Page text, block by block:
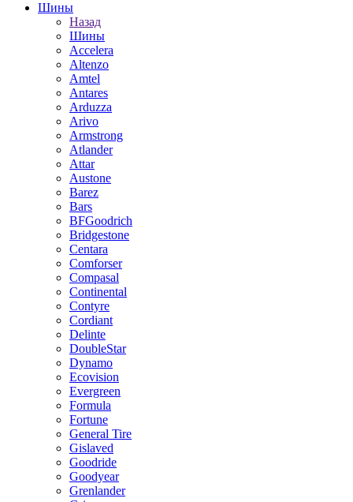
Шины
Назад
Шины
Accelera
Altenzo
Amtel
Antares
Arduzza
Arivo
Armstrong
Atlander
Attar
Austone
Barez
Bars
BFGoodrich
Bridgestone
Centara
Comforser
Compasal
Continental
Contyre
Cordiant
Delinte
DoubleStar
Dynamo
Ecovision
Evergreen
Formula
Fortune
General Tire
Gislaved
Goodride
Goodyear
Grenlander